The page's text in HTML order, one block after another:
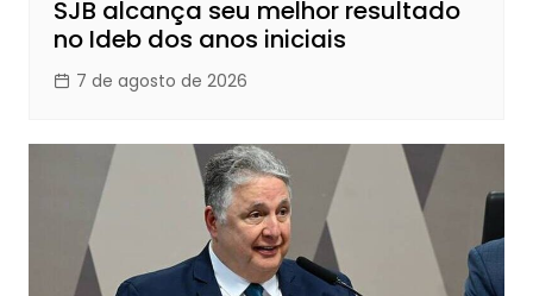
SJB alcança seu melhor resultado
no Ideb dos anos iniciais
7 de agosto de 2026